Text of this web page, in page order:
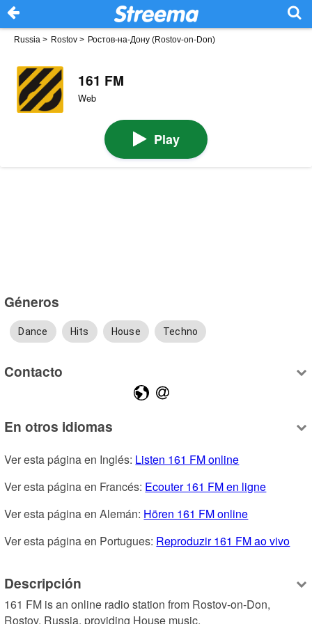
Russia > Rostov > Ростов-на-Дону (Rostov-on-Don)
161 FM
Web
Play
Géneros
Dance Hits House Techno
Contacto
En otros idiomas
Ver esta página en Inglés: Listen 161 FM online
Ver esta página en Francés: Ecouter 161 FM en ligne
Ver esta página en Alemán: Hören 161 FM online
Ver esta página en Portugues: Reproduzir 161 FM ao vivo
Descripción
161 FM is an online radio station from Rostov-on-Don,
Rostov, Russia, providing House music.